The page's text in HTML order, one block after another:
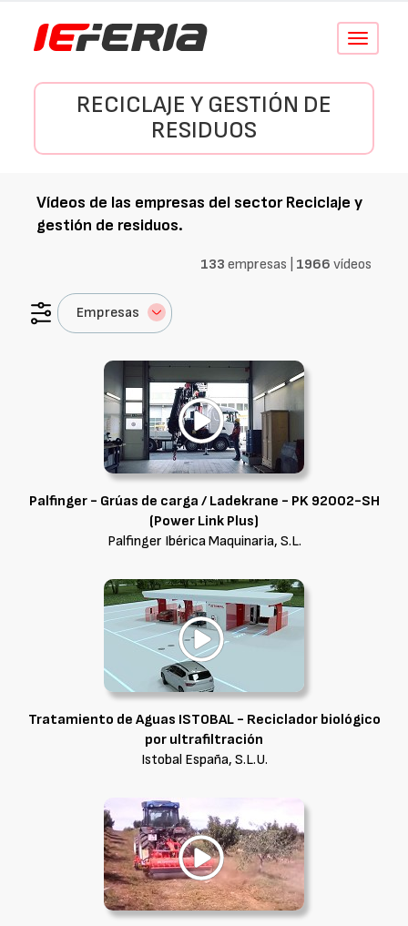
Conmutar
RECICLAJE Y GESTIÓN DE
RESIDUOS
Vídeos de las empresas del sectorReciclaje y
gestión de residuos.
133 empresas | 1966 vídeos
Empresas
Palfinger - Grúas de carga / Ladekrane - PK 92002-SH
(Power Link Plus)
Palfinger Ibérica Maquinaria, S.L.
Tratamiento de Aguas ISTOBAL - Reciclador biológico
por ultrafiltración
Istobal España, S.L.U.